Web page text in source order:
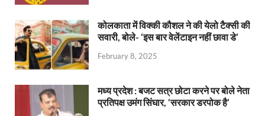
कोलकाता में विक्की कौशल ने की येलो टैक्सी की
सवारी, बोले- ‘इस बार वेलेंटाइन नहीं छावा डे’
February 8, 2025
मध्य प्रदेश : बजट सत्र छोटा करने पर बोले नेता
प्रतिपक्ष उमंग सिंघार, ‘सरकार डरपोक है’